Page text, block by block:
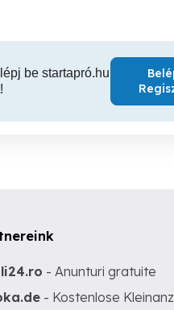
be startapró.hu
- Anunturi gratuite
- Kostenlose